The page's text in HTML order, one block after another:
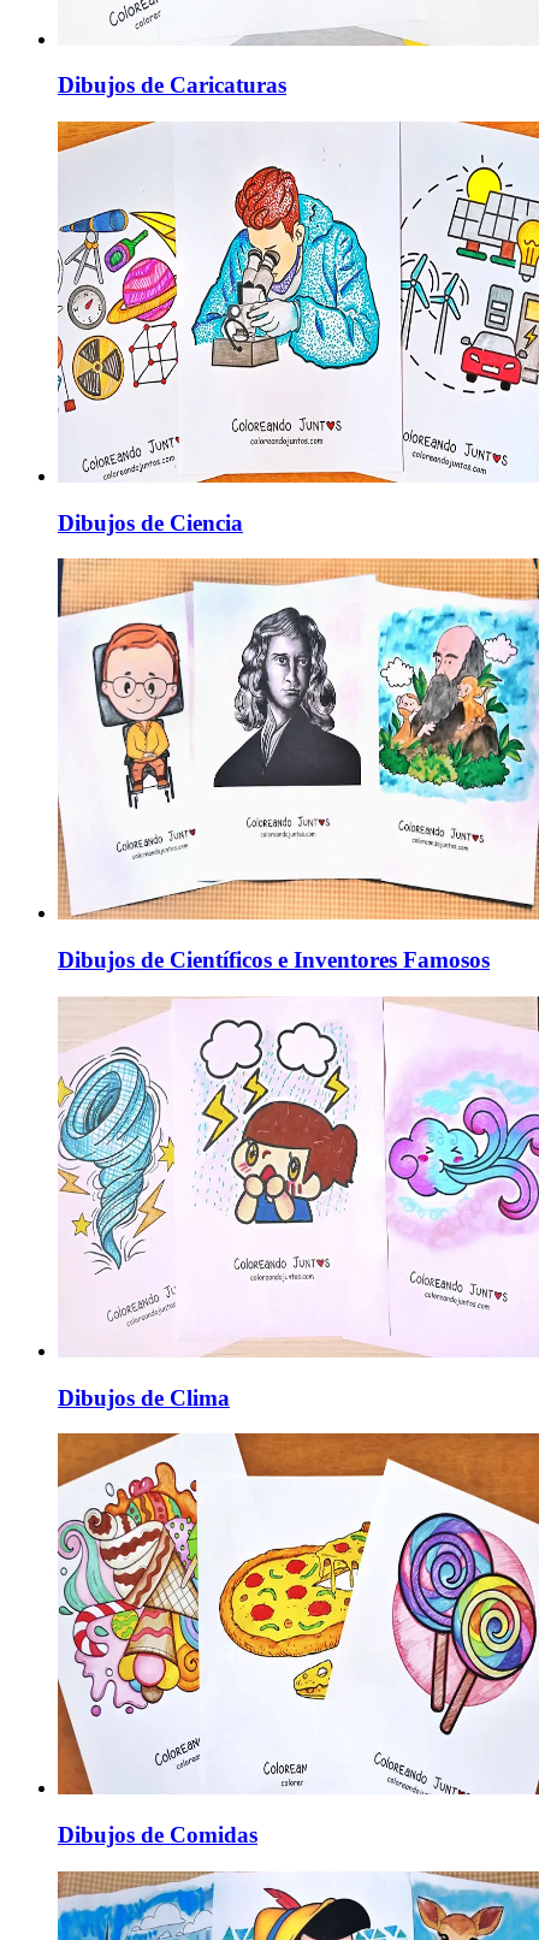
Dibujos de Caricaturas
Dibujos de Ciencia
Dibujos de Científicos e Inventores Famosos
Dibujos de Clima
Dibujos de Comidas